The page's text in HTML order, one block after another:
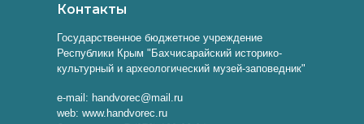
Контакты
Государственное бюджетное учреждение
Республики Крым "Бахчисарайский историко-
культурный и археологический музей-заповедник"
e-mail: handvorec@mail.ru
web: www.handvorec.ru